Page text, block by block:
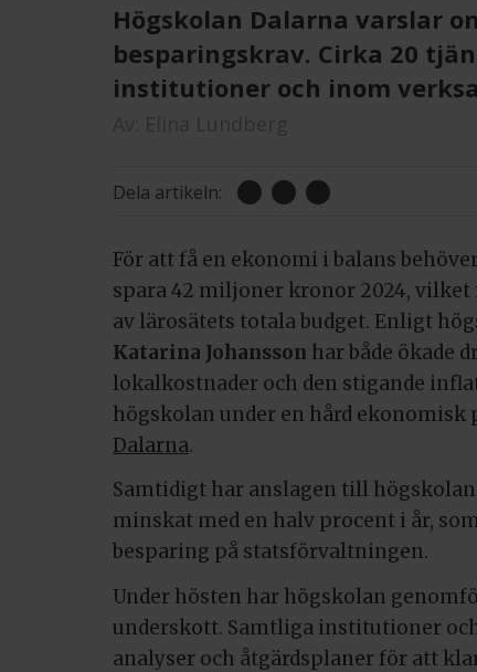
Högskolan Dalarna varslar
besparingskrav. Cirka 20
institutioner och inom
Dela artikeln:
För att få en ekonomi i balans
spara 42 miljoner kronor 2024,
av lärosätets totala budget. Enligt
Katarina Johansson har både ökade
lokalkostnader och den stigande
högskolan under en hård ekonomisk
Dalarna.
Samtidigt har anslagen till
minskat med en halv procent i år,
besparing på statsförvaltningen.
Under hösten har högskolan
underskott. Samtliga institutioner
analyser och åtgärdsplaner för att